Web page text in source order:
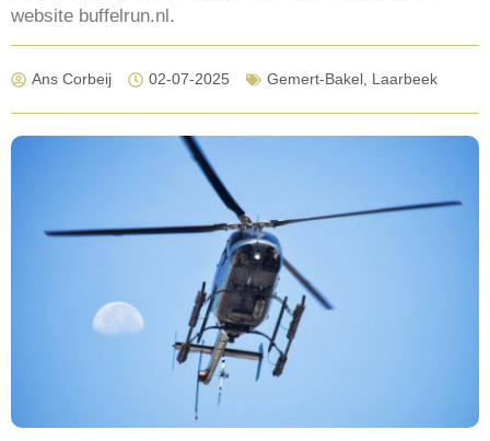
website buffelrun.nl.
Ans Corbeij 02-07-2025 Gemert-Bakel, Laarbeek